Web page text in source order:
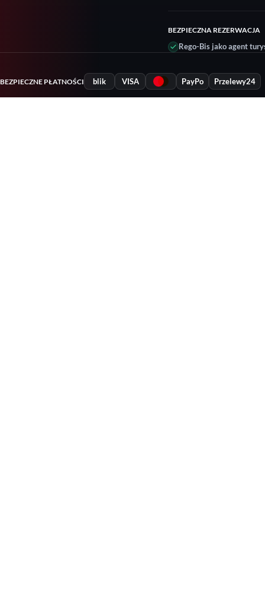
BEZPIECZNA REZERWACJA
Rego-Bis jako agent
BEZPIECZNE PŁATNOŚCI blik VISA PayPo Przelewy24